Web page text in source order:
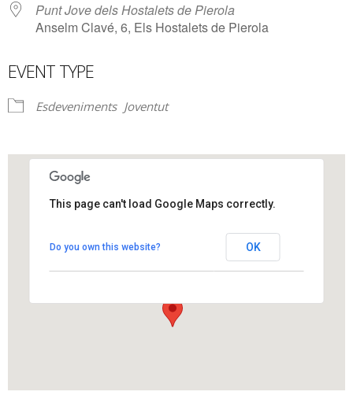
Punt Jove dels Hostalets de Pierola
Anselm Clavé, 6, Els Hostalets de Pierola
EVENT TYPE
Esdeveniments Joventut
Punt Jove dels Hostalets de Pierola
Anselm Clavé, 6 - Els Hostalets de Pierola
View Events
This page can't load Google Maps correctly.
Do you own this website? OK